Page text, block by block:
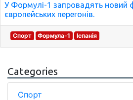
У Формулі-1 запровадять новий
європейських перегонів.
Спорт Формула-1 Іспанія
Categories
Спорт